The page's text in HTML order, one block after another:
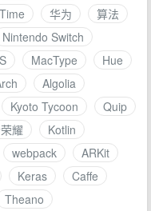
华为
算法
Nintendo Switch
MacType
Hue
Algolia
Kyoto Tycoon
Quip
耀
Kotlin
webpack
ARKit
Keras
Caffe
Theano